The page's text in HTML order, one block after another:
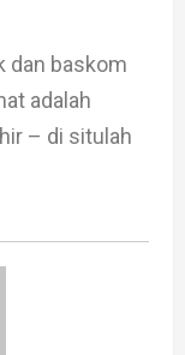
dan baskom
adalah
– di situlah